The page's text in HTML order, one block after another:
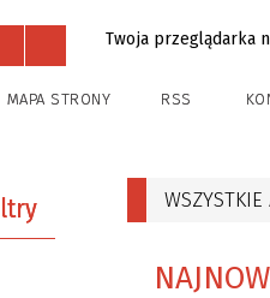
Twoja przeglądarka
MAPA STRONY RSS
Projekty